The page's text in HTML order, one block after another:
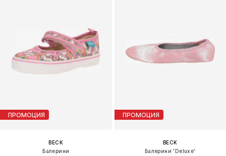
ПРОМОЦИЯ
BECK
Балерини
ПРОМОЦИЯ
BECK
Балерини 'Deluxe'